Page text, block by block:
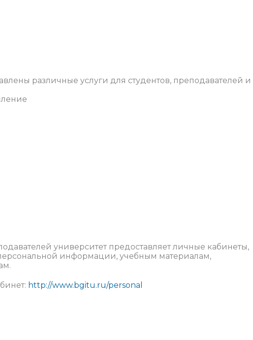
различные услуги для студентов, преподавателей и
университет предоставляет личные кабинеты,
информации, учебным материалам,
http://www.bgitu.ru/personal